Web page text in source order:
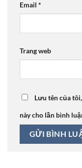
Email *
Trang web
Lưu tên của
này cho lần bình